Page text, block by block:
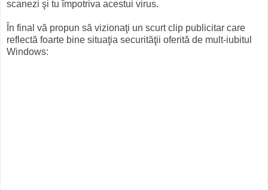
scanezi şi tu împotriva acestui virus.
În final vă propun să vizionaţi un scurt clip publicitar care
reflectă foarte bine situaţia securităţii oferită de mult-iubitul
Windows: